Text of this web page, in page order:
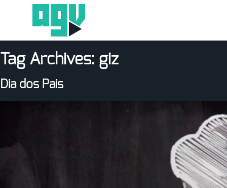
Tag Archives: giz
Dia dos Pais